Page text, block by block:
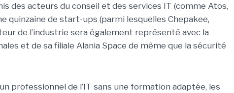
des acteurs du conseil et des services IT (comme Atos,
quinzaine de start-ups (parmi lesquelles Chepakee,
de l’industrie sera également représenté avec la
et de sa filiale Alania Space de même que la sécurité
professionnel de l’IT sans une formation adaptée, les